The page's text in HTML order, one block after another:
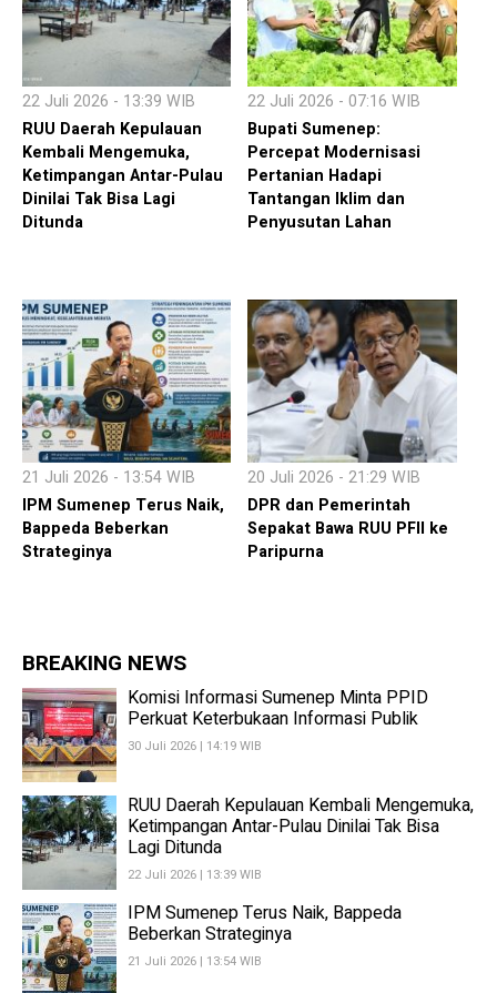
22 Juli 2026 - 13:39 WIB
RUU Daerah Kepulauan
Kembali Mengemuka,
Ketimpangan Antar-Pulau
Dinilai Tak Bisa Lagi
Ditunda
22 Juli 2026 - 07:16 WIB
Bupati Sumenep:
Percepat Modernisasi
Pertanian Hadapi
Tantangan Iklim dan
Penyusutan Lahan
21 Juli 2026 - 13:54 WIB
IPM Sumenep Terus Naik,
Bappeda Beberkan
Strateginya
20 Juli 2026 - 21:29 WIB
DPR dan Pemerintah
Sepakat Bawa RUU PFII ke
Paripurna
BREAKING NEWS
Komisi Informasi Sumenep Minta PPID
Perkuat Keterbukaan Informasi Publik
30 Juli 2026 | 14:19 WIB
RUU Daerah Kepulauan Kembali Mengemuka,
Ketimpangan Antar-Pulau Dinilai Tak Bisa
Lagi Ditunda
22 Juli 2026 | 13:39 WIB
IPM Sumenep Terus Naik, Bappeda
Beberkan Strateginya
21 Juli 2026 | 13:54 WIB